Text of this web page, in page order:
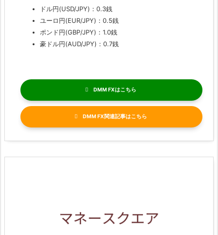
ドル円(USD/JPY)：0.3銭
ユーロ円(EUR/JPY)：0.5銭
ポンド円(GBP/JPY)：1.0銭
豪ドル円(AUD/JPY)：0.7銭
DMM FX
DMM FX関連記事